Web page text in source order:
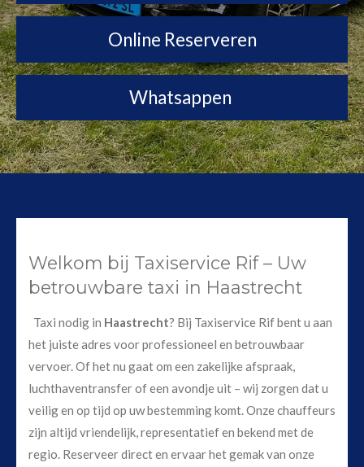
Online Reserveren
Whatsappen
Welkom bij Taxiservice Rif – Uw
betrouwbare taxi in Haastrecht
Taxi nodig in Haastrecht? Bij Taxiservice Rif bent u aan
het juiste adres voor professioneel en betrouwbaar
vervoer. Of het nu gaat om een zakelijke afspraak,
luchthaventransfer of een avondje uit – wij zorgen dat u
veilig en op tijd op uw bestemming komt. Onze chauffeurs
zijn altijd vriendelijk, representatief en bekend met de
regio. Reserveer direct en ervaar het gemak van onze